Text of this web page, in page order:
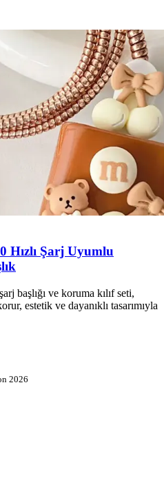
Hızlı Şarj Uyumlu
başlığı ve koruma kılıf seti,
estetik ve dayanıklı tasarımıyla
2026